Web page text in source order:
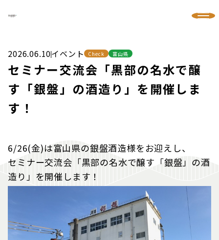
セミナー交流会「黒部の名水で醸
す「銀盤」の酒造り」を開催しま
す！
2026.06.10イベント Check 富山県
6/26(金)は富山県の銀盤酒造様をお迎えし、
セミナー交流会「黒部の名水で醸す「銀盤」の酒
造り」を開催します！